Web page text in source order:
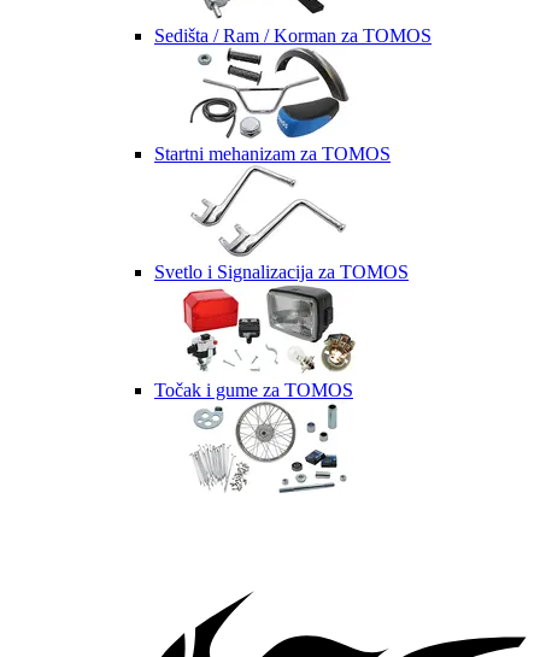
Sedišta / Ram / Korman za TOMOS
Startni mehanizam za TOMOS
Svetlo i Signalizacija za TOMOS
Točak i gume za TOMOS